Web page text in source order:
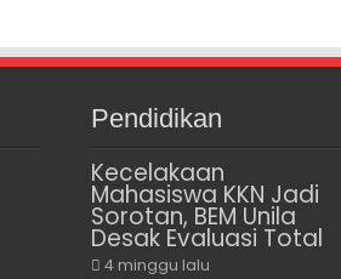
Pendidikan
Kecelakaan
Mahasiswa KKN Jadi
Sorotan, BEM Unila
Desak Evaluasi Total
4 minggu lalu